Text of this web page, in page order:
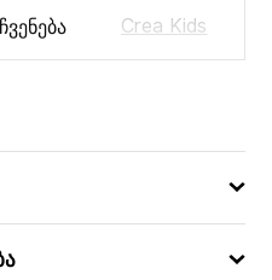
Crea Kids